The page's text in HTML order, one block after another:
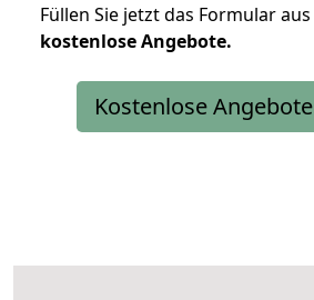
Füllen Sie jetzt das Formular
kostenloseAngebote.
Kostenlose